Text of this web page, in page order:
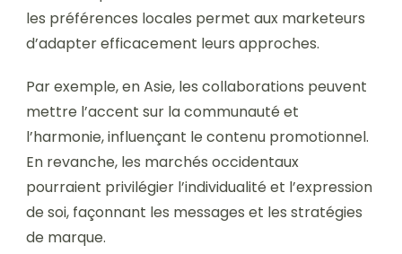
les préférences locales permet aux marketeurs
d’adapter efficacement leurs approches.
Par exemple, en Asie, les collaborations peuvent
mettre l’accent sur la communauté et
l’harmonie, influençant le contenu promotionnel.
En revanche, les marchés occidentaux
pourraient privilégier l’individualité et l’expression
de soi, façonnant les messages et les stratégies
de marque.